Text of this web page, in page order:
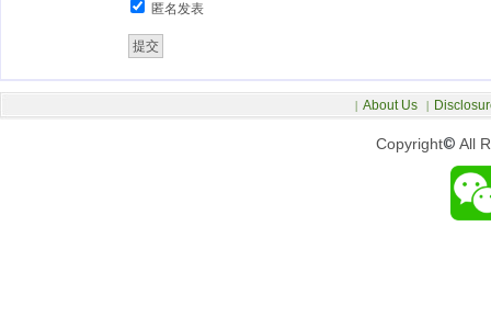
匿名发表
Copyright© All
| About Us |